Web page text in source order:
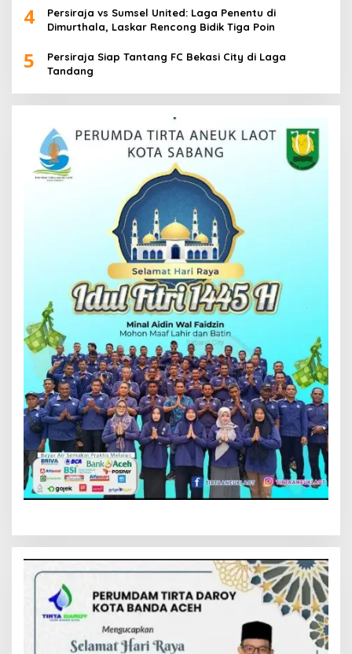
4
Persiraja vs Sumsel United: Laga Penentu di
Dimurthala, Laskar Rencong Bidik Tiga Poin
5
Persiraja Siap Tantang FC Bekasi City di Laga
Tandang